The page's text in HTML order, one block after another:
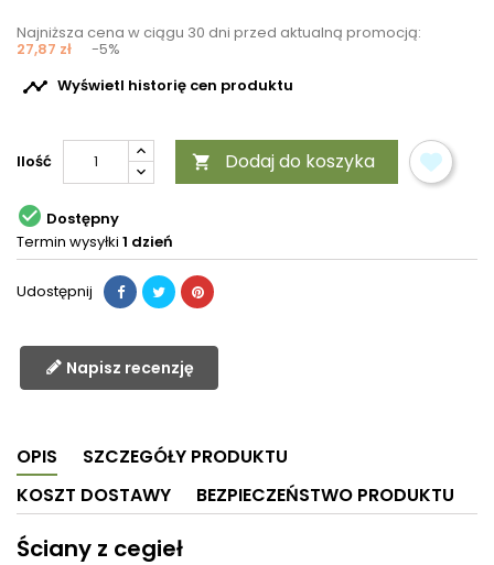
Najniższa cena w ciągu 30 dni przed aktualną promocją:
27,87 zł -5%
 Wyświetl historię cen produktu
Ilość  Dodaj do koszyka
 Dostępny
Termin wysyłki 1 dzień
Udostępnij
Napisz recenzję
OPIS
SZCZEGÓŁY PRODUKTU
KOSZT DOSTAWY
BEZPIECZEŃSTWO PRODUKTU
Ściany z cegieł